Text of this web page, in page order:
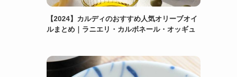
【2024】カルディのおすすめ人気オリーブオイ
ルまとめ｜ラニエリ・カルボネール・オッギュ